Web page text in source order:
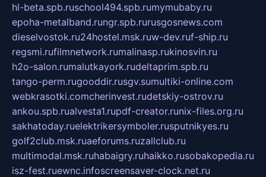
hl-beta.spb.ruschool494.spb.rumymubaby.ru
epoha-metalband.rungr.spb.rurusgosnews.com
dieselvostok.ru24hostel.msk.ruw-dev.ruf-ship.ru
regsmi.rufilmnetwork.rumalinasp.rukinosvin.ru
h2o-salon.rumalutkayork.rudeltaprim.spb.ru
tango-perm.rugooddir.rusgv.sumultiki-online.com
webkrasotki.comcherinvest.rudetskiy-ostrov.ru
ankou.spb.rualvesta1.rupdf-creator.runix-files.org.ru
sakhatoday.ruelektrikersymboler.rusputnikyes.ru
golf2club.msk.ruaeforums.ruzallclub.ru
multimodal.msk.ruhabaigry.ruhaikko.rusobakopedia.ru
isz-fest.ruewnc.infoscreensaver-clock.net.ru